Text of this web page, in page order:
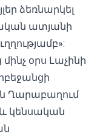
ձեռնարկել
ատյանի
օրս Լաչինի
Ղարաբաղում
և կենսական